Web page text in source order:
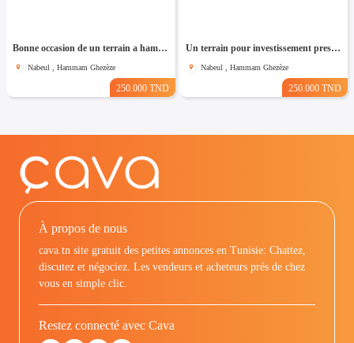
Bonne occasion de un terrain a hammam leghzaz
Nabeul , Hammam Ghezèze
250.000 TND
Un terrain pour investissement pres de kelibia
Nabeul , Hammam Ghezèze
250.000 TND
À propos de nous
cava.tn site gratuit des petites annonces en Tunisie: Chattez,
discutez et négociez. Les vendeurs et acheteurs prés de chez
vous en simple clic.
Restez connecté avec Cava